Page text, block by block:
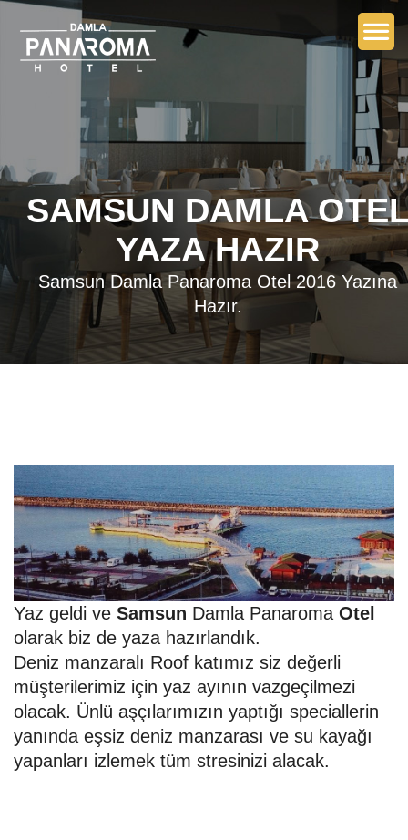
SAMSUN DAMLA
YAZA HAZIR
Samsun Damla Panaroma Otel 2016 Yazına
Hazır.
Yaz geldi ve Samsun Damla Panaroma Otel
olarak biz de yaza hazırlandık.
Deniz manzaralı Roof katımız siz değerli
müşterilerimiz için yaz ayının vazgeçilmezi
olacak. Ünlü aşçılarımızın yaptığı speciallerin
yanında eşsiz deniz manzarası ve su kayağı
yapanları izlemek tüm stresinizi alacak.